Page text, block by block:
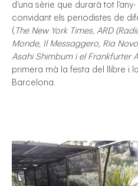
d’una sèrie que durarà tot l’any-
convidant els periodistes de
( The New York Times, ARD
Monde, Il Messaggero, Ria
Asahi Shimbum i el Frankfurter
primera mà la festa del llibre i
Barcelona.